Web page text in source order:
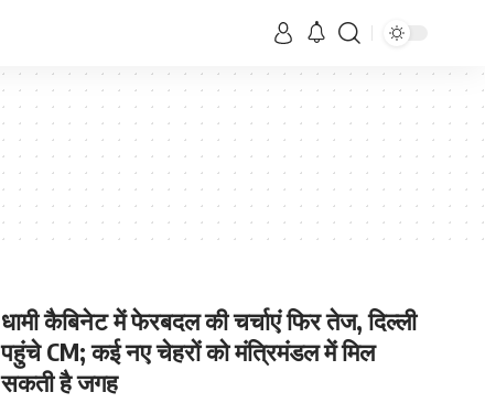
धामी कैबिनेट में फेरबदल की चर्चाएं फिर तेज, दिल्ली
पहुंचे CM; कई नए चेहरों को मंत्रिमंडल में मिल
सकती है जगह